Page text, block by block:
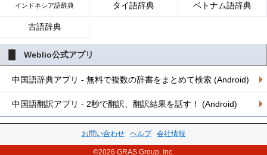
インドネシア語辞典 タイ語辞典 ベトナム語辞典
古語辞典
Weblio公式アプリ
中国語辞典アプリ - 無料で複数の辞書をまとめて検索 (Android)
中国語翻訳アプリ - 2秒で翻訳、翻訳結果を話す！ (Android)
お問い合わせ ヘルプ 会社情報
©2026 GRAS Group, Inc.